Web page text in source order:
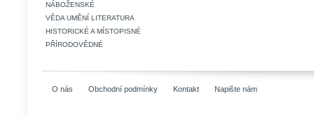
NÁBOŽENSKÉ
VĚDA UMĚNÍ LITERATURA
HISTORICKÉ A MÍSTOPISNÉ
PŘÍRODOVĚDNÉ
O nás Obchodní podmínky Kontakt Napište nám